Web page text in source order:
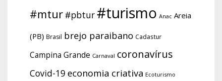
#mtur #pbtur #turismo Anac Areia
(PB) Brasil brejo paraibano Cadastur
Campina Grande Carnaval coronavírus
Covid-19 economia criativa Ecoturismo